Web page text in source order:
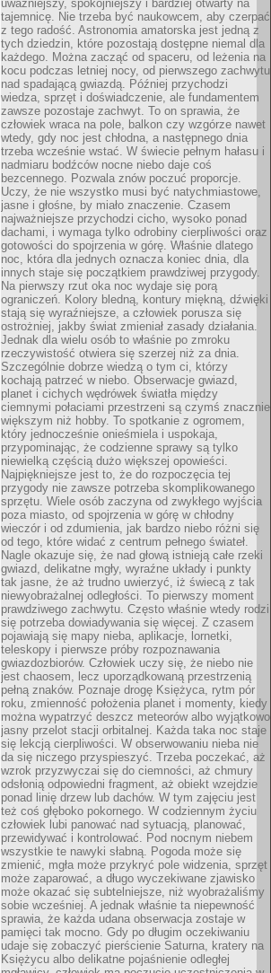
uważniejszy, spokojniejszy i bardziej otwarty na
tajemnicę. Nie trzeba być naukowcem, aby czerpać
z tego radość. Astronomia amatorska jest jedną z
tych dziedzin, które pozostają dostępne niemal dla
każdego. Można zacząć od spaceru, od leżenia na
kocu podczas letniej nocy, od pierwszego zachwytu
nad spadającą gwiazdą. Później przychodzi
wiedza, sprzęt i doświadczenie, ale fundamentem
zawsze pozostaje zachwyt. To on sprawia, że
człowiek wraca na pole, balkon czy wzgórze nawet
wtedy, gdy noc jest chłodna, a następnego dnia
trzeba wcześnie wstać. W świecie pełnym hałasu i
nadmiaru bodźców nocne niebo daje coś
bezcennego. Pozwala znów poczuć proporcje.
Uczy, że nie wszystko musi być natychmiastowe,
jasne i głośne, by miało znaczenie. Czasem
najważniejsze przychodzi cicho, wysoko ponad
dachami, i wymaga tylko odrobiny cierpliwości oraz
gotowości do spojrzenia w górę. Właśnie dlatego
noc, która dla jednych oznacza koniec dnia, dla
innych staje się początkiem prawdziwej przygody.
Na pierwszy rzut oka noc wydaje się porą
ograniczeń. Kolory bledną, kontury miękną, dźwięki
stają się wyraźniejsze, a człowiek porusza się
ostrożniej, jakby świat zmieniał zasady działania.
Jednak dla wielu osób to właśnie po zmroku
rzeczywistość otwiera się szerzej niż za dnia.
Szczególnie dobrze wiedzą o tym ci, którzy
kochają patrzeć w niebo. Obserwacje gwiazd,
planet i cichych wędrówek światła między
ciemnymi połaciami przestrzeni są czymś znacznie
większym niż hobby. To spotkanie z ogromem,
który jednocześnie onieśmiela i uspokaja,
przypominając, że codzienne sprawy są tylko
niewielką częścią dużo większej opowieści.
Najpiękniejsze jest to, że do rozpoczęcia tej
przygody nie zawsze potrzeba skomplikowanego
sprzętu. Wiele osób zaczyna od zwykłego wyjścia
poza miasto, od spojrzenia w górę w chłodny
wieczór i od zdumienia, jak bardzo niebo różni się
od tego, które widać z centrum pełnego świateł.
Nagle okazuje się, że nad głową istnieją całe rzeki
gwiazd, delikatne mgły, wyraźne układy i punkty
tak jasne, że aż trudno uwierzyć, iż świecą z tak
niewyobrażalnej odległości. To pierwszy moment
prawdziwego zachwytu. Często właśnie wtedy rodzi
się potrzeba dowiadywania się więcej. Z czasem
pojawiają się mapy nieba, aplikacje, lornetki,
teleskopy i pierwsze próby rozpoznawania
gwiazdozbiorów. Człowiek uczy się, że niebo nie
jest chaosem, lecz uporządkowaną przestrzenią
pełną znaków. Poznaje drogę Księżyca, rytm pór
roku, zmienność położenia planet i momenty, kiedy
można wypatrzyć deszcz meteorów albo wyjątkowo
jasny przelot stacji orbitalnej. Każda taka noc staje
się lekcją cierpliwości. W obserwowaniu nieba nie
da się niczego przyspieszyć. Trzeba poczekać, aż
wzrok przyzwyczai się do ciemności, aż chmury
odsłonią odpowiedni fragment, aż obiekt wzejdzie
ponad linię drzew lub dachów. W tym zajęciu jest
też coś głęboko pokornego. W codziennym życiu
człowiek lubi panować nad sytuacją, planować,
przewidywać i kontrolować. Pod nocnym niebem
wszystkie te nawyki słabną. Pogoda może się
zmienić, mgła może przykryć pole widzenia, sprzęt
może zaparować, a długo wyczekiwane zjawisko
może okazać się subtelniejsze, niż wyobrażaliśmy
sobie wcześniej. A jednak właśnie ta niepewność
sprawia, że każda udana obserwacja zostaje w
pamięci tak mocno. Gdy po długim oczekiwaniu
udaje się zobaczyć pierścienie Saturna, kratery na
Księżycu albo delikatne pojaśnienie odległej